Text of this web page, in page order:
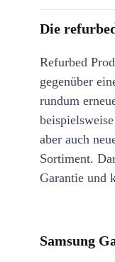
Die
Refurbed
gegenüber
rundum
aber auch
Sortiment.
Garantie und
Samsung